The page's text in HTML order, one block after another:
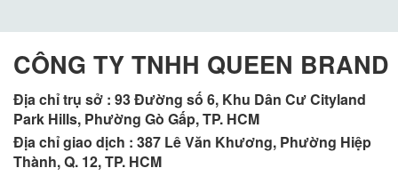
CÔNG TY TNHH QUEEN BRAND
Địa chỉ trụ sở : 93 Đường số 6, Khu Dân Cư Cityland
Park Hills, Phường Gò Gấp, TP. HCM
Địa chỉ giao dịch : 387 Lê Văn Khương, Phường Hiệp
Thành, Q. 12, TP. HCM